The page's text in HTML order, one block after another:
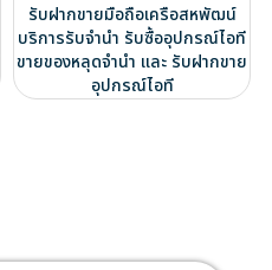
รับฝากขายมือถือเครือสหพัฒน์
บริการรับจำนำ รับซื้ออุปกรณ์ไอที
ขายของหลุดจำนำ และ รับฝากขาย
อุปกรณ์ไอที